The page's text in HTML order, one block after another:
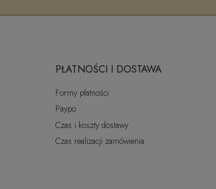
PŁATNOŚCI I DOSTAWA
Formy płatności
Paypo
Czas i koszty dostawy
Czas realizacji zamówienia